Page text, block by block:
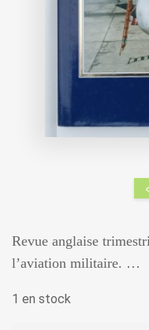
Revue anglaise
l’aviation militaire. …
1 en stock